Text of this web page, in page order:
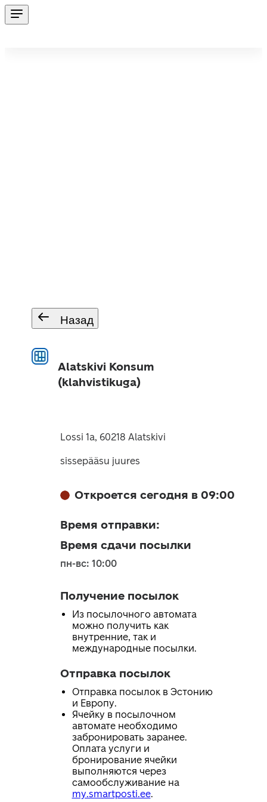
Назад
Alatskivi Konsum
(klahvistikuga)
Lossi 1a, 60218 Alatskivi
sissepääsu juures
Откроется сегодня в 09:00
Время отправки:
Время сдачи посылки
пн-вс: 10:00
Получение посылок
Из посылочного автомата
можно получить как
внутренние, так и
международные посылки.
Отправка посылок
Отправка посылок в Эстонию
и Европу.
Ячейку в посылочном
автомате необходимо
забронировать заранее.
Оплата услуги и
бронирование ячейки
выполняются через
самообслуживание на
my.smartposti.ee.